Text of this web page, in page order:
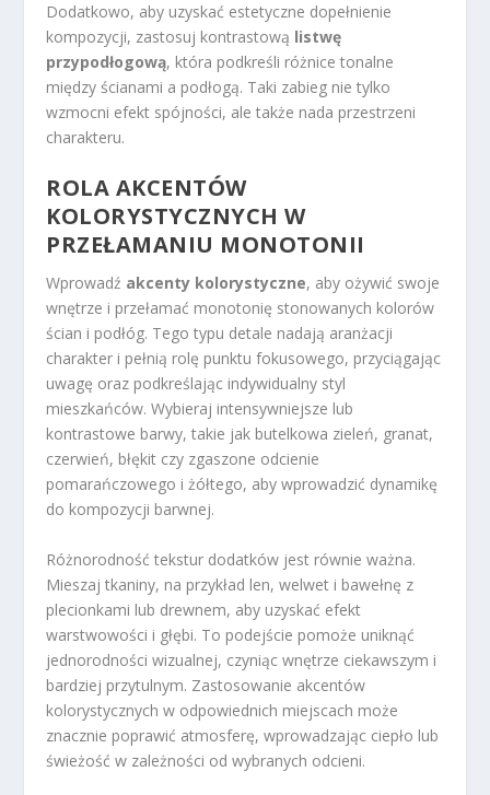
Dodatkowo, aby uzyskać estetyczne dopełnienie
kompozycji, zastosuj kontrastową listwę
przypodłogową, która podkreśli różnice tonalne
między ścianami a podłogą. Taki zabieg nie tylko
wzmocni efekt spójności, ale także nada przestrzeni
charakteru.
ROLA AKCENTÓW
KOLORYSTYCZNYCH W
PRZEŁAMANIU MONOTONII
Wprowadź akcenty kolorystyczne, aby ożywić swoje
wnętrze i przełamać monotonię stonowanych kolorów
ścian i podłóg. Tego typu detale nadają aranżacji
charakter i pełnią rolę punktu fokusowego, przyciągając
uwagę oraz podkreślając indywidualny styl
mieszkańców. Wybieraj intensywniejsze lub
kontrastowe barwy, takie jak butelkowa zieleń, granat,
czerwień, błękit czy zgaszone odcienie
pomarańczowego i żółtego, aby wprowadzić dynamikę
do kompozycji barwnej.
Różnorodność tekstur dodatków jest równie ważna.
Mieszaj tkaniny, na przykład len, welwet i bawełnę z
plecionkami lub drewnem, aby uzyskać efekt
warstwowości i głębi. To podejście pomoże uniknąć
jednorodności wizualnej, czyniąc wnętrze ciekawszym i
bardziej przytulnym. Zastosowanie akcentów
kolorystycznych w odpowiednich miejscach może
znacznie poprawić atmosferę, wprowadzając ciepło lub
świeżość w zależności od wybranych odcieni.